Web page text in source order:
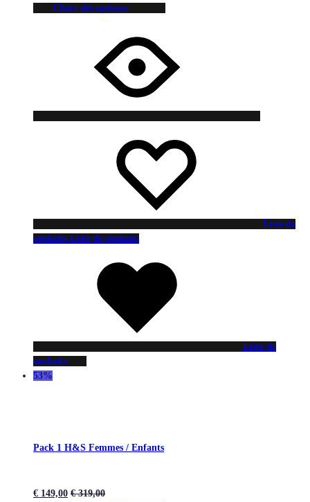
Choix des options
Liste de
souhaits Liste de souhaits
Liste de
souhaits
53%
Pack 1 H&S Femmes / Enfants
€ 149,00 €319,00